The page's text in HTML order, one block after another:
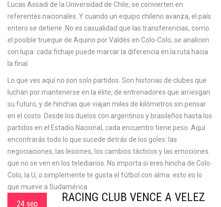
Lucas Assadi de la Universidad de Chile, se convierten en
referentes nacionales. Y cuando un equipo chileno avanza, el país
entero se detiene. No es casualidad que las transferencias, como
el posible trueque de Aquino por Valdés en Colo-Colo, se analicen
con lupa: cada fichaje puede marcar la diferencia en la ruta hacia
la final.
Lo que ves aquí no son solo partidos. Son historias de clubes que
luchan por mantenerse en la élite, de entrenadores que arriesgan
su futuro, y de hinchas que viajan miles de kilómetros sin pensar
en el costo. Desde los duelos con argentinos y brasileños hasta los
partidos en el Estadio Nacional, cada encuentro tiene peso. Aquí
encontrarás todo lo que sucede detrás de los goles: las
negociaciones, las lesiones, los cambios tácticos y las emociones
que no se ven en los telediarios. No importa si eres hincha de Colo-
Colo, la U, o simplemente te gusta el fútbol con alma: esto es lo
que mueve a Sudamérica.
24 sep
RACING CLUB VENCE A VÉLEZ